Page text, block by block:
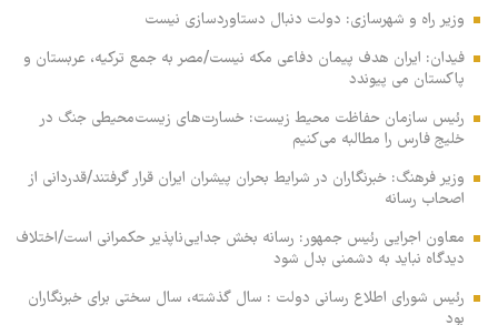
وزیر راه و شهرسازی: دولت دنبال دستاوردسازی نیست
فیدان: ایران هدف پیمان دفاعی مکه نیست/مصر به جمع ترکیه، عربستان و
پاکستان می پیوندد
رئیس سازمان حفاظت محیط زیست: خسارت‌های زیست‌محیطی جنگ در
خلیج فارس را مطالبه‌ می‌کنیم
وزیر فرهنگ: خبرنگاران در شرایط بحران پیشران ایران قرار گرفتند/قدردانی از
اصحاب رسانه
معاون اجرایی رئیس جمهور: رسانه بخش جدایی‌ناپذیر حکمرانی است/اختلاف
دیدگاه نباید به دشمنی بدل شود
رئیس شورای اطلاع رسانی دولت : سال گذشته، سال سختی برای خبرنگاران
بود